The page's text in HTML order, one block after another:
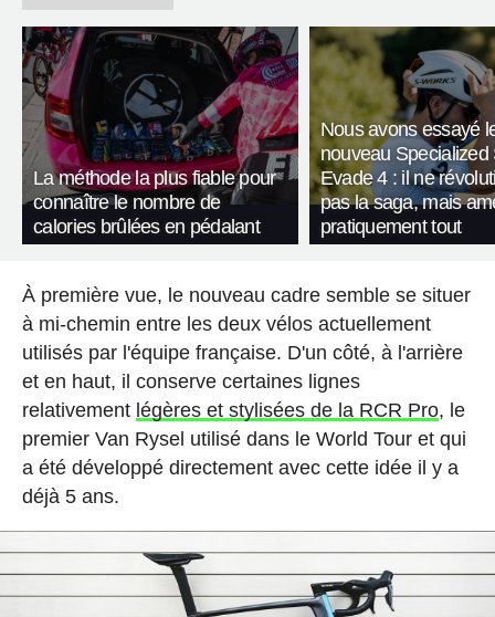
La méthode la plus fiable pour
connaître le nombre de
calories brûlées en pédalant
Nous avons essayé
nouveau Specialized
Evade 4 : il ne
pas la saga, mais
pratiquement tout
À première vue, le nouveau cadre semble se situer
à mi-chemin entre les deux vélos actuellement
utilisés par l'équipe française. D'un côté, à l'arrière
et en haut, il conserve certaines lignes
relativement légères et stylisées de la RCR Pro, le
premier Van Rysel utilisé dans le World Tour et qui
a été développé directement avec cette idée il y a
déjà 5 ans.